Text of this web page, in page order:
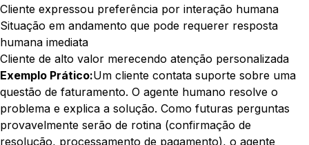
Cliente expressou preferência por interação humana
Situação em andamento que pode requerer resposta
humana imediata
Cliente de alto valor merecendo atenção personalizada
Exemplo Prático:Um cliente contata suporte sobre uma
questão de faturamento. O agente humano resolve o
problema e explica a solução. Como futuras perguntas
provavelmente serão de rotina (confirmação de
resolução, processamento de pagamento), o agente